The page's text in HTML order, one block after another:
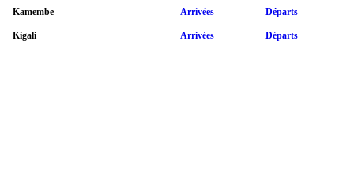
Kamembe Arrivées Départs
Kigali Arrivées Départs